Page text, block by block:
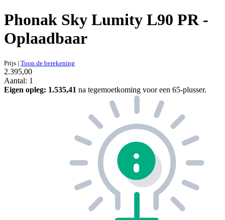
Phonak Sky Lumity L90 PR -
Oplaadbaar
Prijs | Toon de berekening
2.395,00
Aantal: 1
Eigen opleg: 1.535,41 na tegemoetkoming voor een 65-plusser.